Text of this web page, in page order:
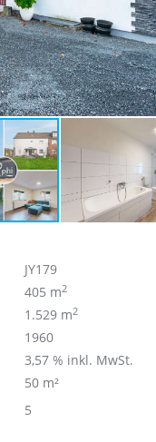
JY179
405 m2
1.529 m2
1960
3,57 % inkl. MwSt.
50 m²
5